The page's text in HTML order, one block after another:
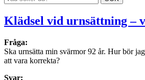
Klädsel vid urnsättning –
Fråga:
Ska urnsätta min svärmor 92 år. Hur bör
att vara korrekta?
Svar: